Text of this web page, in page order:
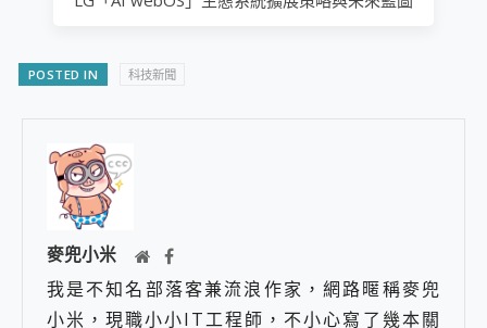
POSTED IN 科技新聞
麥兜小米
我是不知名部落客兼流浪作家，網路暱稱麥兜
小米，現職小小IT工程師，不小心寫了幾本關